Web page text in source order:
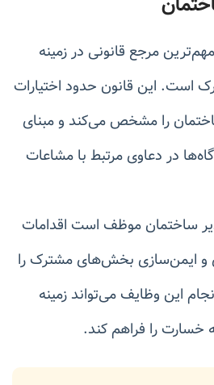
مرجع قانونی در زمینه
است. این قانون حدود اختیارات
را مشخص می‌کند و مبنای
در دعاوی مرتبط با مشاعات
ساختمان موظف است اقدامات
و ایمن‌سازی بخش‌های مشترک را
این وظایف می‌تواند زمینه
خسارت را فراهم کند.